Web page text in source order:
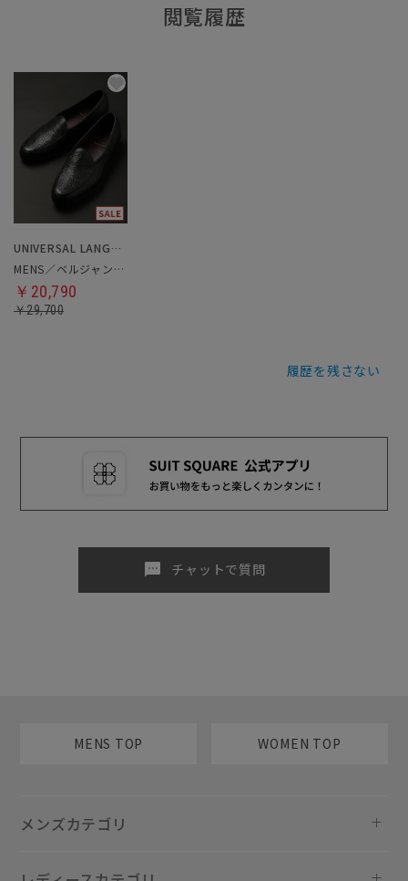
閲覧履歴
UNIVERSAL LANGUAGE
MENS／ベルジャンシューズ
￥20,790
￥29,700
履歴を残さない
sms チャットで質問
MENS TOP WOMEN TOP
メンズカテゴリ